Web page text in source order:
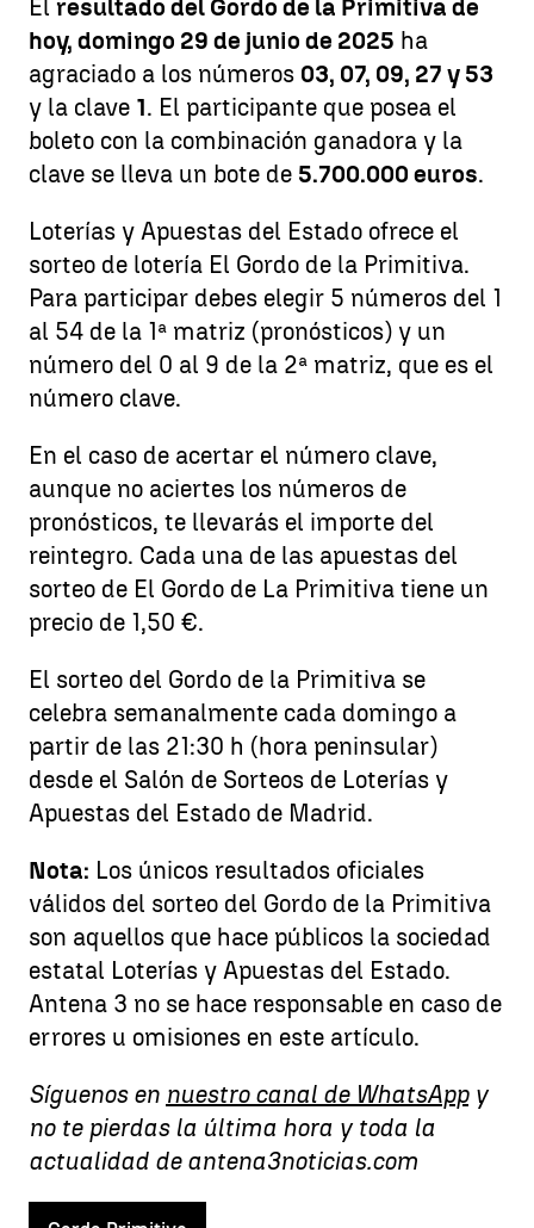
El resultado del Gordo de la Primitiva de
hoy, domingo 29 de junio de 2025 ha
agraciado a los números 03, 07, 09, 27 y 53
y la clave 1. El participante que posea el
boleto con la combinación ganadora y la
clave se lleva un bote de 5.700.000 euros.
Loterías y Apuestas del Estado ofrece el
sorteo de lotería El Gordo de la Primitiva.
Para participar debes elegir 5 números del 1
al 54 de la 1ª matriz (pronósticos) y un
número del 0 al 9 de la 2ª matriz, que es el
número clave.
En el caso de acertar el número clave,
aunque no aciertes los números de
pronósticos, te llevarás el importe del
reintegro. Cada una de las apuestas del
sorteo de El Gordo de La Primitiva tiene un
precio de 1,50 €.
El sorteo del Gordo de la Primitiva se
celebra semanalmente cada domingo a
partir de las 21:30 h (hora peninsular)
desde el Salón de Sorteos de Loterías y
Apuestas del Estado de Madrid.
Nota: Los únicos resultados oficiales
válidos del sorteo del Gordo de la Primitiva
son aquellos que hace públicos la sociedad
estatal Loterías y Apuestas del Estado.
Antena 3 no se hace responsable en caso de
errores u omisiones en este artículo.
Síguenos en nuestro canal de WhatsAppy
no te pierdas la última hora y toda la
actualidad de antena3noticias.com